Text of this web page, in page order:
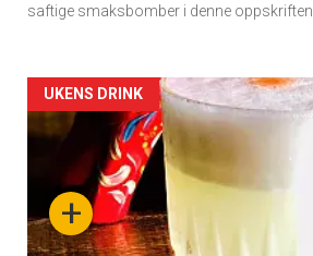
saftige smaksbomber i denne oppskriften.
Forsiden
akkurat
nå
-
+
UKENS DRINK